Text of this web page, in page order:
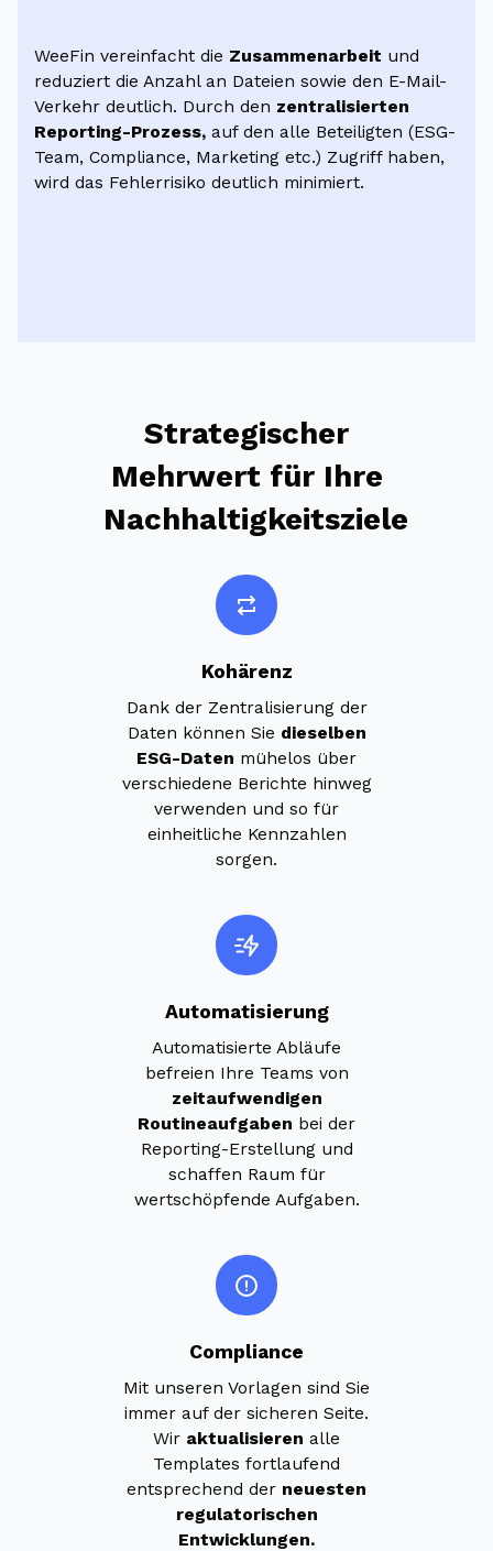
WeeFin vereinfacht die Zusammenarbeit und
reduziert die Anzahl an Dateien sowie den E-Mail-
Verkehr deutlich. Durch den zentralisierten
Reporting-Prozess,auf den alle Beteiligten (ESG-
Team, Compliance, Marketing etc.) Zugriff haben,
wird das Fehlerrisiko deutlich minimiert.
Strategischer
Mehrwert für Ihre
Nachhaltigkeitsziele
Kohärenz
Dank der Zentralisierung der
Daten können Sie dieselben
ESG-Daten mühelos über
verschiedene Berichte hinweg
verwenden und so für
einheitliche Kennzahlen
sorgen.
Automatisierung
Automatisierte Abläufe
befreien Ihre Teams von
zeitaufwendigen
Routineaufgaben bei der
Reporting-Erstellung und
schaffen Raum für
wertschöpfende Aufgaben.
Compliance
Mit unseren Vorlagen sind Sie
immer auf der sicheren Seite.
Wir aktualisieren alle
Templates fortlaufend
entsprechend der neuesten
regulatorischen
Entwicklungen.